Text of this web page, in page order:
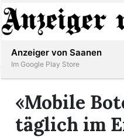
«Mobile
täglich im
Anzeiger von Saanen
Im Google Play Store